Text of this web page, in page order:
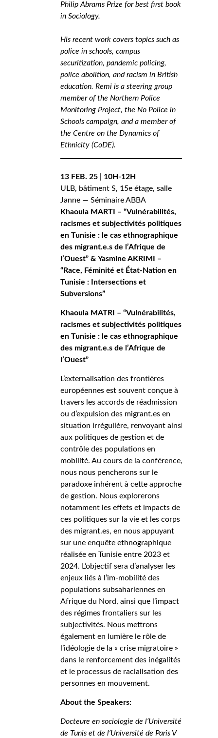
Philip Abrams Prize for best first book
in Sociology.
His recent work covers topics such as
police in schools, campus
securitization, pandemic policing,
police abolition, and racism in British
education. Remi is a steering group
member of the Northern Police
Monitoring Project, the No Police in
Schools campaign, and a member of
the Centre on the Dynamics of
Ethnicity (CoDE).
13 FEB. 25 | 10H-12H
ULB, bâtiment S, 15e étage, salle
Janne — Séminaire ABBA
Khaoula MARTI – “Vulnérabilités,
racismes et subjectivités politiques
en Tunisie : le cas ethnographique
des migrant.e.s de l’Afrique de
l’Ouest” & Yasmine AKRIMI –
“Race, Féminité et État-Nation en
Tunisie : Intersections et
Subversions”
Khaoula MATRI – “Vulnérabilités,
racismes et subjectivités politiques
en Tunisie : le cas ethnographique
des migrant.e.s de l’Afrique de
l’Ouest”
L’externalisation des frontières
européennes est souvent conçue à
travers les accords de réadmission
ou d’expulsion des migrant.es en
situation irrégulière, renvoyant ainsi
aux politiques de gestion et de
contrôle des populations en
mobilité. Au cours de la conférence,
nous nous pencherons sur le
paradoxe inhérent à cette approche
de gestion. Nous explorerons
notamment les effets et impacts de
ces politiques sur la vie et les corps
des migrant.es, en nous appuyant
sur une enquête ethnographique
réalisée en Tunisie entre 2023 et
2024. L’objectif sera d’analyser les
enjeux liés à l’im-mobilité des
populations subsahariennes en
Afrique du Nord, ainsi que l’impact
des régimes frontaliers sur les
subjectivités. Nous mettrons
également en lumière le rôle de
l’idéologie de la « crise migratoire »
dans le renforcement des inégalités
et le processus de racialisation des
personnes en mouvement.
About the Speakers:
Docteure en sociologie de l’Université
de Tunis et de l’Université de Paris V